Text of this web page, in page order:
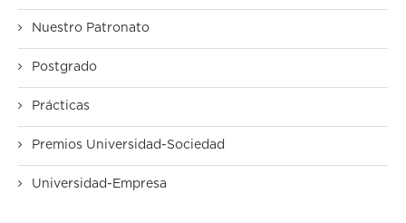
Nuestro Patronato
Postgrado
Prácticas
Premios Universidad-Sociedad
Universidad-Empresa